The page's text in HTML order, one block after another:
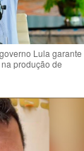
Lula garante
produção de